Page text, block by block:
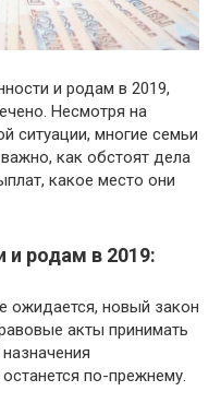
и родам в 2019,
Несмотря на
ситуации, многие семьи
как обстоят дела
какое место они
и родам в 2019:
ожидается, новый закон
акты принимать
по-прежнему.